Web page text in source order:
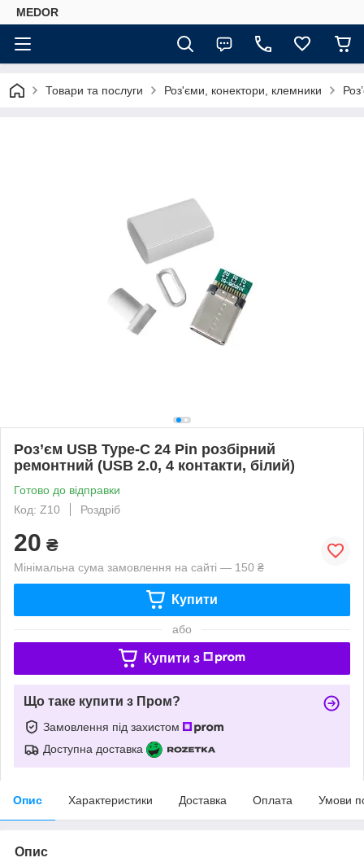
MEDOR
Товари та послуги Роз'єми, конектори, клемники
Роз’єм USB Type-C 24 Pin розбірний
ремонтний (USB 2.0, 4 контакти, білий)
Готово до відправки
Код: Z10
Роздріб
20 ₴
Мінімальна сума замовлення на сайті — 150 ₴
Купити
або
Купити з
Що таке купити з Пром?
Замовлення під захистом
Доступна доставка
Опис Характеристики Доставка Оплата Умови
Опис